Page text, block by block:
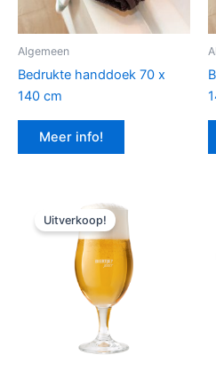
Algemeen
Bedrukte handdoek 70 x
140 cm
Meer info!
Uitverkoop!